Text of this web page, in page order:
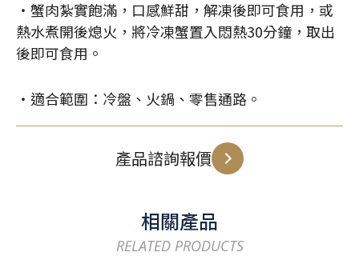
・蟹肉紮實飽滿，口感鮮甜，解凍後即可食用，或
熱水煮開後熄火，將冷凍蟹置入悶熱30分鐘，取出
後即可食用。
・適合範圍：冷盤、火鍋、零售通路。
產品諮詢報價
相關產品
RELATED PRODUCTS